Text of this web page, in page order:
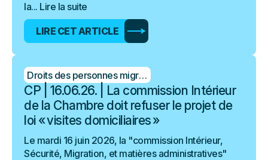
la... Lire la suite
LIRE CET ARTICLE
Droits des personnes migrantes
CP | 16.06.26. | La commission Intérieur
de la Chambre doit refuser le projet de
loi « visites domiciliaires »
Le mardi 16 juin 2026, la "commission Intérieur,
Sécurité, Migration, et matières administratives"